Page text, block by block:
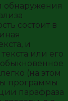
обнаружения
состоит в
и
или его
(на этом
программы
парафраза